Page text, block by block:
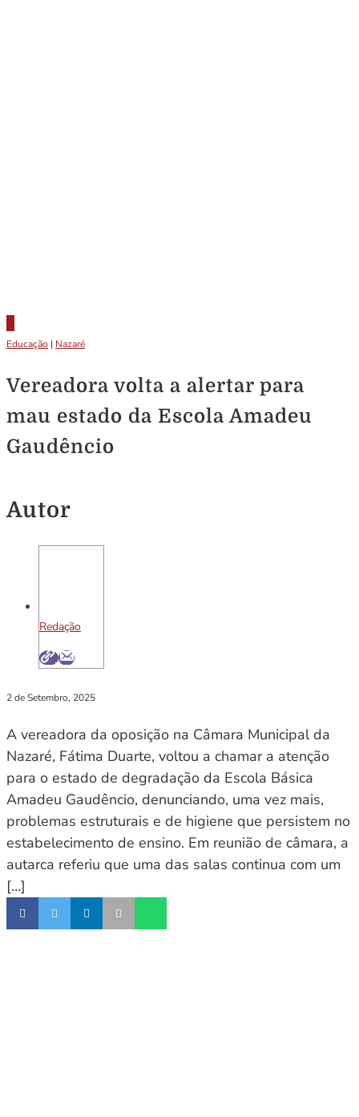
Educação | Nazaré
Vereadora volta a alertar para
mau estado da Escola Amadeu
Gaudêncio
Autor
Redação
2 de Setembro, 2025
A vereadora da oposição na Câmara Municipal da
Nazaré, Fátima Duarte, voltou a chamar a atenção
para o estado de degradação da Escola Básica
Amadeu Gaudêncio, denunciando, uma vez mais,
problemas estruturais e de higiene que persistem no
estabelecimento de ensino. Em reunião de câmara, a
autarca referiu que uma das salas continua com um
[…]